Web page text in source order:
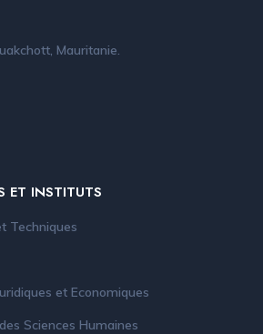
Mauritanie.
ET INSTITUTS
Techniques
et Economiques
Sciences Humaines